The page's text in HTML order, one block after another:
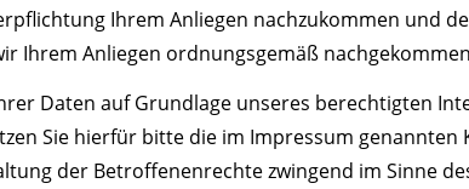
Ihrem Anliegen nachzukommen und
Ihrem Anliegen ordnungsgemäß
Daten auf Grundlage unseres berechtigten
Sie hierfür bitte die im Impressum
der Betroffenenrechte zwingend im Sinne